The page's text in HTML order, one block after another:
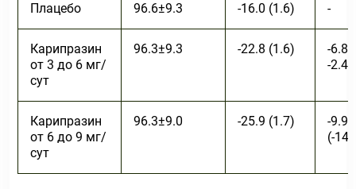
Плацебо 96.6±9.3 -16.0 (1.6) -
Карипразин
от 3 до 6 мг/
сут
96.3±9.3 -22.8 (1.6)
-6.8
-2.4)
Карипразин
от 6 до 9 мг/
сут
96.3±9.0 -25.9 (1.7)
-9.9
(-